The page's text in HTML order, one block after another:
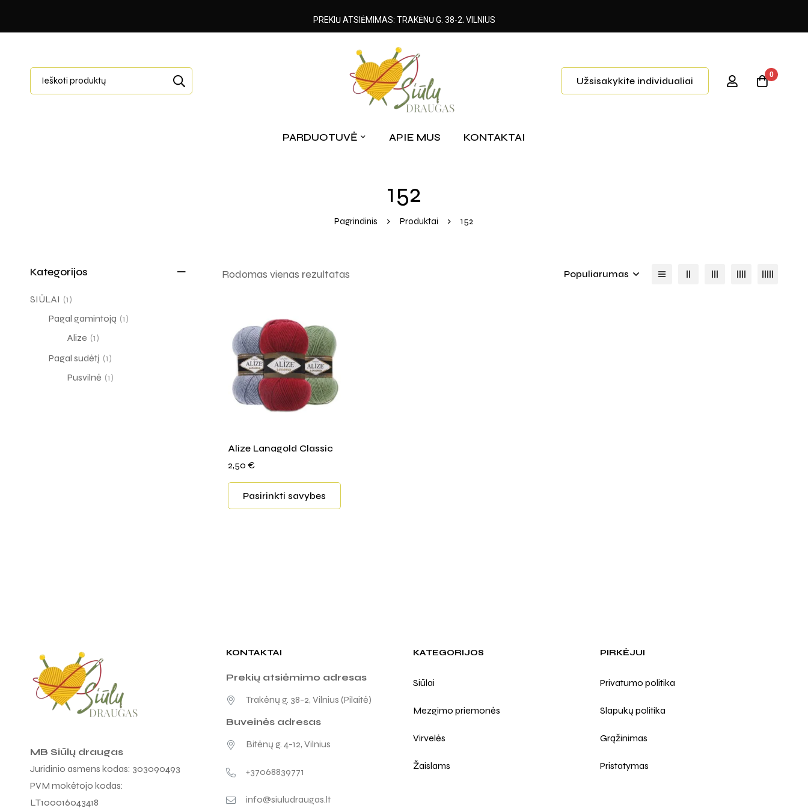
Užsisakykite individualiai
0
PARDUOTUVĖ APIE MUS KONTAKTAI
152
Pagrindinis Produktai 152
Kategorijos
SIŪLAI (1)
Pagal gamintoją (1)
Alize (1)
Pagal sudėtį (1)
Pusvilnė (1)
Rodomas vienas rezultatas Populiarumas
Alize Lanagold Classic
2,50 €
Pasirinkti savybes
MB Siūlų draugas
Juridinio asmens kodas: 303090493
PVM mokėtojo kodas:
LT100016043418
KONTAKTAI
Prekių atsiėmimo adresas
Trakėnų g. 38-2, Vilnius (Pilaitė)
Buveinės adresas
Bitėnų g. 4-12, Vilnius
+37068839771
info@siuludraugas.lt
KATEGORIJOS
Siūlai
Mezgimo priemonės
Virvelės
Žaislams
PIRKĖJUI
Privatumo politika
Slapukų politika
Grąžinimas
Pristatymas
PREKIŲ ATSIĖMIMAS: TRAKĖNŲ G. 38-2, VILNIUS